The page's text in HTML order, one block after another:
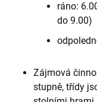
ráno:
do 9.00)
Zájmová
stupně, třídy